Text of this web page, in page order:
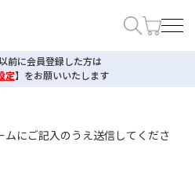
前に会員登録した方は
定】 をお願いいたします
にご記入のうえ送信してくださ